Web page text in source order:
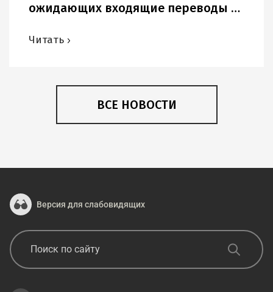
ожидающих входящие переводы в
Читать
ВСЕ НОВОСТИ
Версия для слабовидящих